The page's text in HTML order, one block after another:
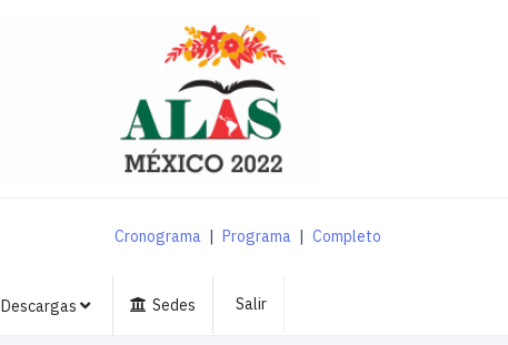
Cronograma | Programa | Completo
Descargas Sedes Salir